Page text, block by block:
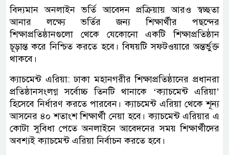
বিদ্যমান অনলাইন ভর্তি আবেদন প্রক্রিয়ায় আরও স্বচ্ছতা
আনার লক্ষ্যে ভর্তির জন্য শিক্ষার্থীর পছন্দের
শিক্ষাপ্রতিষ্ঠানগুলো থেকে যেকোনো একটি শিক্ষাপ্রতিষ্ঠান
চূড়ান্ত করে নিশ্চিত করতে হবে। বিষয়টি সফটওয়ারে অন্তর্ভুক্ত
থাকবে।
ক্যাচমেন্ট এরিয়া: ঢাকা মহানগরীর শিক্ষাপ্রতিষ্ঠানের প্রধানরা
প্রতিষ্ঠানসংলগ্ন সর্বোচ্চ তিনটি থানাকে ‘ক্যাচমেন্ট এরিয়া’
হিসেবে নির্ধারণ করতে পারবেন। ক্যাচমেন্ট এরিয়া থেকে শূন্য
আসনের ৪০ শতাংশ শিক্ষার্থী নেয়া হবে। ক্যাচমেন্ট এরিয়ার এ
কোটা সুবিধা পেতে অনলাইনে আবেদনের সময় শিক্ষার্থীদের
অবশ্যই ক্যাচমেন্ট এরিয়া নির্বাচন করতে হবে।